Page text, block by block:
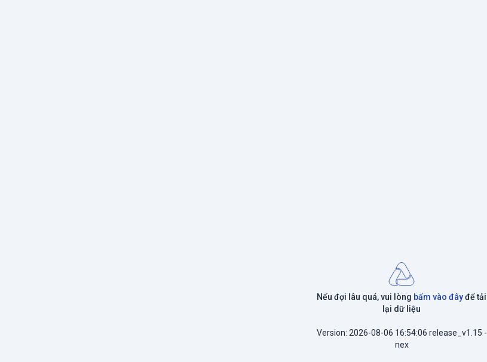
Nếu đợi lâu quá, vui lòng bấm vào đâyđể tải
lại dữ liệu
Version: 2026-08-06 16:54:06 release_v1.15 -
nex